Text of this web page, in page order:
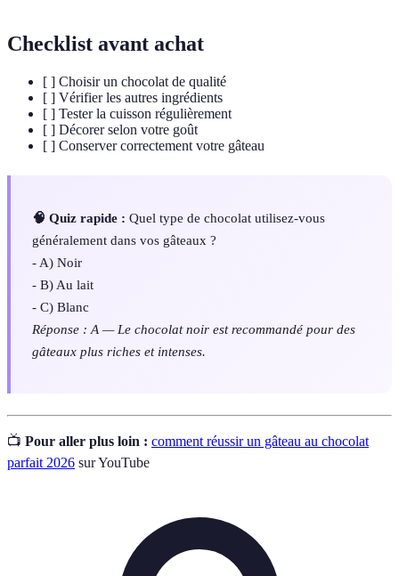
Checklist avant achat
[ ] Choisir un chocolat de qualité
[ ] Vérifier les autres ingrédients
[ ] Tester la cuisson régulièrement
[ ] Décorer selon votre goût
[ ] Conserver correctement votre gâteau
🧠 Quiz rapide : Quel type de chocolat utilisez-vous
généralement dans vos gâteaux ?
- A) Noir
- B) Au lait
- C) Blanc
Réponse : A — Le chocolat noir est recommandé pour des
gâteaux plus riches et intenses.
📺 Pour aller plus loin : comment réussir un gâteau au chocolat
parfait 2026 sur YouTube